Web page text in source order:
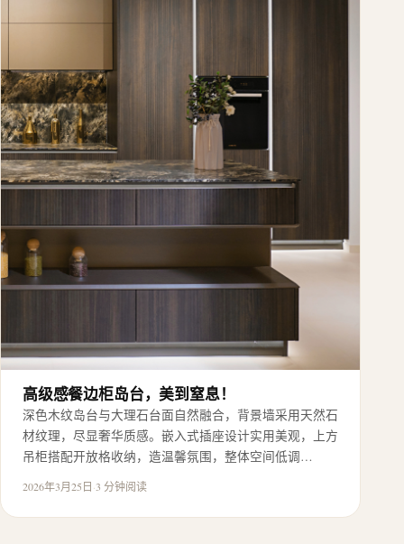
高级感餐边柜岛台，美到窒息！
深色木纹岛台与大理石台面自然融合，背景墙采用天然石
材纹理，尽显奢华质感。嵌入式插座设计实用美观，上方
吊柜搭配开放格收纳，造温馨氛围，整体空间低调…
2026年3月25日·3 分钟阅读